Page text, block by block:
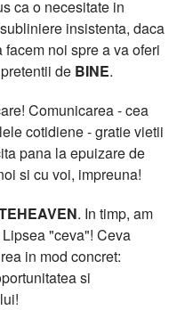
ca o necesitate in
insistenta, daca
noi spre a va oferi
de BINE.
Comunicarea - cea
cotidiene - gratie vietii
pana la epuizare de
si cu voi, impreuna!
. In timp, am
"ceva"! Ceva
in mod concret:
si